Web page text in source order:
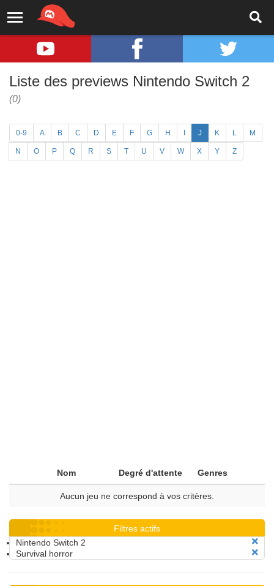
Liste des previews Nintendo Switch 2
(0)
0-9 A B C D E F G H J K L M
N O P Q R S T U V W X Y Z
Nom Degré d'attente Genres
Aucun jeu ne correspond à vos critères.
Filtres actifs
Nintendo Switch 2
Survival horror